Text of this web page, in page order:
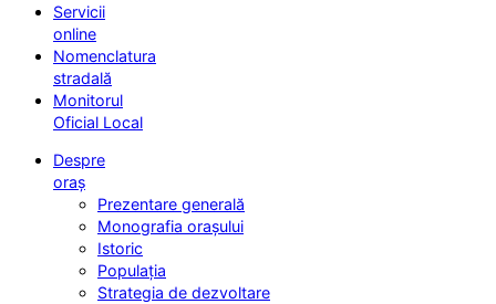
Servicii
online
Nomenclatura
stradală
Monitorul
Oficial Local
Despre
oraș
Prezentare generală
Monografia orașului
Istoric
Populația
Strategia de dezvoltare